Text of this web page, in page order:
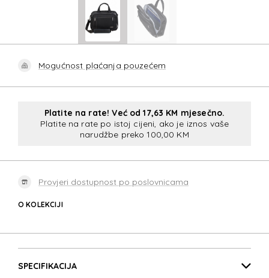
Mogućnost plaćanja pouzećem
Platite na rate! Već od 17,63 KM mjesečno.
Platite na rate po istoj cijeni, ako je iznos vaše
narudžbe preko 100,00 KM
Provjeri dostupnost po poslovnicama
O KOLEKCIJI
SPECIFIKACIJA
SPECTROLITE 3.0